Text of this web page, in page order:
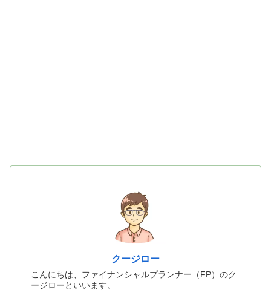
クージロー
こんにちは、ファイナンシャルプランナー（FP）のク
ージローといいます。